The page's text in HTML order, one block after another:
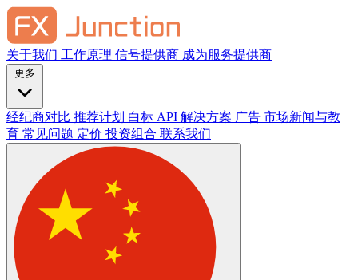
关于我们 工作原理 信号提供商 成为服务提供商
经纪商对比 推荐计划 白标 API 解决方案 广告 市场新闻与教
育 常见问题 定价 投资组合 联系我们